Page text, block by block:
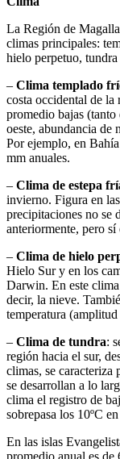
La Región de
climas principales:
hielo perpetuo,
– Clima templado
costa occidental de la
promedio bajas (tanto
oeste, abundancia de
Por ejemplo, en
mm anuales.
– Clima de estepa
invierno. Figura en
precipitaciones no se
anteriormente, pero sí
– Clima de hielo
Hielo Sur y en los
Darwin. En este
decir, la nieve.
temperatura
– Clima de tundra:
región hacia el sur,
climas, se caracteriza
se desarrollan a lo
clima el registro de
sobrepasa los 10ºC
En las islas
promedio anual es